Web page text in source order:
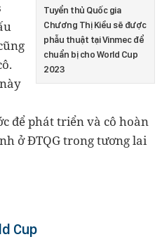
Tuyển thủ Quốc gia
Chương Thị Kiều sẽ được
phẫu thuật tại Vinmec để
chuẩn bị cho World Cup
2023
để phát triển và cô hoàn
ở ĐTQG trong tương lai
Cup